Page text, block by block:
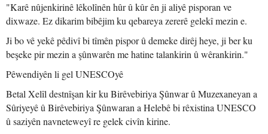
"Karê nûjenkirinê lêkolînên hûr û kûr ên ji aliyê pisporan ve
dixwaze. Ez dikarim bibêjim ku qebareya zererê gelekî mezin e.
Ji bo vê yekê pêdivî bi tîmên pispor û demeke dirêj heye, ji ber ku
beşeke pir mezin a şûnwarên me hatine talankirin û wêrankirin."
Pêwendiyên li gel UNESCOyê
Betal Xelîl destnîşan kir ku Birêvebiriya Şûnwar û Muzexaneyan a
Sûriyeyê û Birêvebiriya Şûnwaran a Helebê bi rêxistina UNESCO
û saziyên navneteweyî re gelek civîn kirine.